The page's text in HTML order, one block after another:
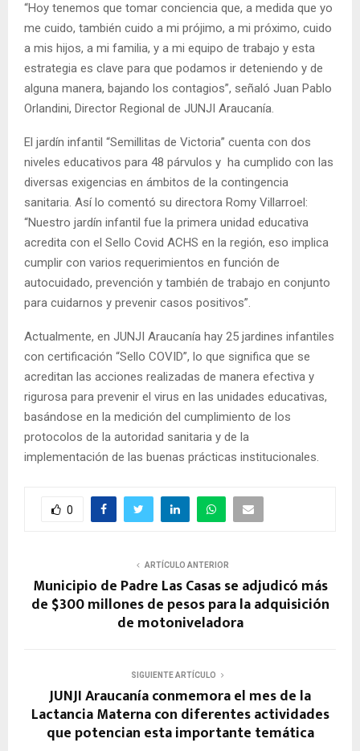
“Hoy tenemos que tomar conciencia que, a medida que yo
me cuido, también cuido a mi prójimo, a mi próximo, cuido
a mis hijos, a mi familia, y a mi equipo de trabajo y esta
estrategia es clave para que podamos ir deteniendo y de
alguna manera, bajando los contagios”, señaló Juan Pablo
Orlandini, Director Regional de JUNJI Araucanía.
El jardín infantil “Semillitas de Victoria” cuenta con dos
niveles educativos para 48 párvulos y ha cumplido con las
diversas exigencias en ámbitos de la contingencia
sanitaria. Así lo comentó su directora Romy Villarroel:
“Nuestro jardín infantil fue la primera unidad educativa
acredita con el Sello Covid ACHS en la región, eso implica
cumplir con varios requerimientos en función de
autocuidado, prevención y también de trabajo en conjunto
para cuidarnos y prevenir casos positivos”.
Actualmente, en JUNJI Araucanía hay 25 jardines infantiles
con certificación “Sello COVID”, lo que significa que se
acreditan las acciones realizadas de manera efectiva y
rigurosa para prevenir el virus en las unidades educativas,
basándose en la medición del cumplimiento de los
protocolos de la autoridad sanitaria y de la
implementación de las buenas prácticas institucionales.
0
ARTÍCULO ANTERIOR
Municipio de Padre Las Casas se adjudicó más
de $300 millones de pesos para la adquisición
de motoniveladora
SIGUIENTE ARTÍCULO
JUNJI Araucanía conmemora el mes de la
Lactancia Materna con diferentes actividades
que potencian esta importante temática